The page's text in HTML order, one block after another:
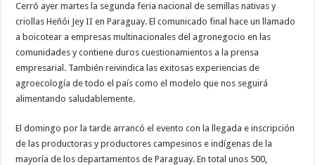
Cerró ayer martes la segunda feria nacional de semillas nativas y
criollas Heñói Jey II en Paraguay. El comunicado final hace un llamado
a boicotear a empresas multinacionales del agronegocio en las
comunidades y contiene duros cuestionamientos a la prensa
empresarial. También reivindica las exitosas experiencias de
agroecología de todo el país como el modelo que nos seguirá
alimentando saludablemente.
El domingo por la tarde arrancó el evento con la llegada e inscripción
de las productoras y productores campesinos e indígenas de la
mayoría de los departamentos de Paraguay. En total unos 500,